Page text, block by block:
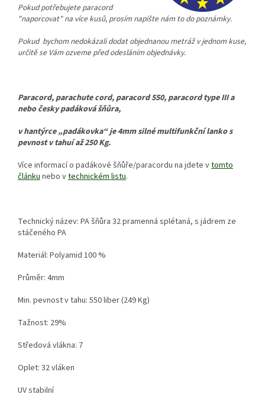
Pokud potřebujete paracord
"naporcovat" na více kusů, prosím napište nám to do poznámky.
Pokud bychom nedokázali dodat objednanou metráž v jednom kuse,
určitě se Vám ozveme před odesláním objednávky.
Paracord, parachute cord, paracord 550, paracord type III a
nebo česky padáková šňůra,
v hantýrce „padákovka“ je 4mm silné multifunkční lanko s
pevnost v tahuí až 250 Kg.
Více informací o padákové šňůře/paracordu na jdete vtomto
článkunebo vtechnickém listu.
Technický název: PA šňůra 32 pramenná splétaná, s jádrem ze
stáčeného PA
Materiál: Polyamid 100 %
Průměr: 4mm
Min. pevnost v tahu: 550 liber (249 Kg)
Tažnost: 29%
Středová vlákna: 7
Oplet: 32 vláken
UV stabilní